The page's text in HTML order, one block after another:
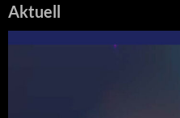
Aktuell